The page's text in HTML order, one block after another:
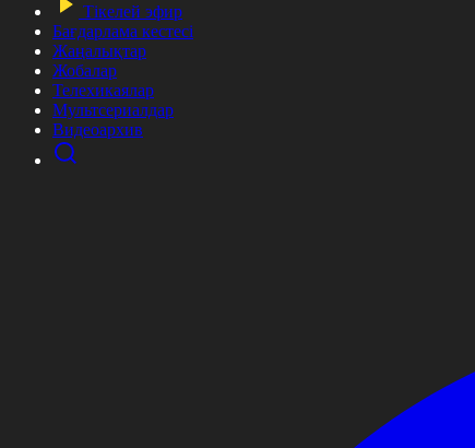
Тікелей эфир
Бағдарлама кестесі
Жаңалықтар
Жобалар
Телехикаялар
Мультсериалдар
Видеоархив